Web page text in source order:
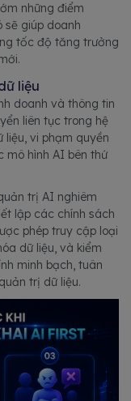
những điểm
sẽ giúp doanh
tốc độ tăng trưởng
liệu
doanh và thông tin
liên tục trong hệ
vi phạm quyền
mô hình AI bên thứ
trị AI nghiêm
lập các chính sách
phép truy cập loại
dữ liệu, và kiểm
minh bạch, tuân
trị dữ liệu.